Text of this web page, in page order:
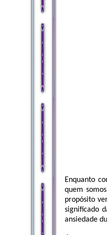
Enquanto
quem
propósito
significado
ansiedade